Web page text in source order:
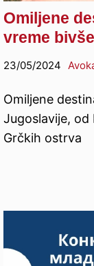
Omiljene
vreme
23/05/2024
Omiljene
Jugoslavije, od
Grčkih ostrva